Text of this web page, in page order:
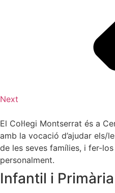
Next
El Col·legi Montserrat és a
amb la vocació d’ajudar els/
de les seves famílies, i fer-
personalment.
Infantil i Primària